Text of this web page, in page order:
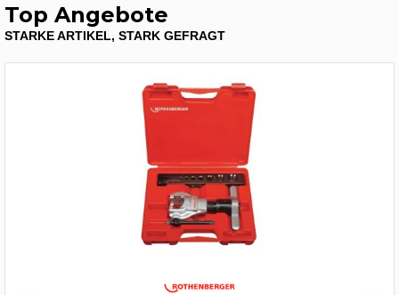
Top Angebote
STARKE ARTIKEL, STARK GEFRAGT